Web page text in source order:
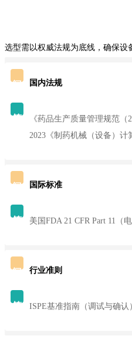
选型需以权威法规为底线，确保设
问 国内法规
答
《药品生产质量管理规范
2023《制药机械（设备）计
问 国际标准
答 美国FDA 21 CFR Part 11（
问 行业准则
答 ISPE基准指南（调试与确认